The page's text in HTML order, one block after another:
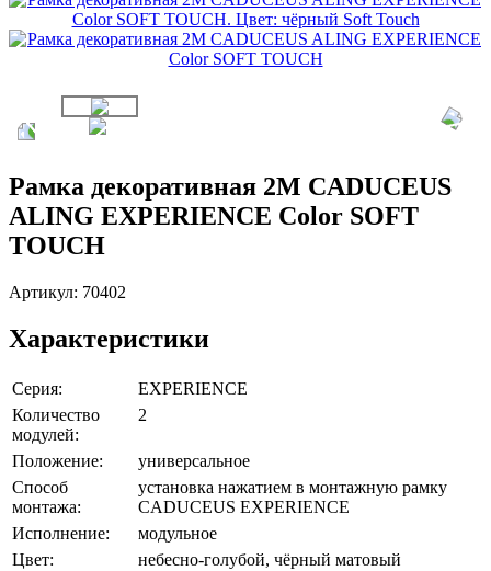
Рамка декоративная 2М CADUCEUS
ALING EXPERIENCE Color SOFT
TOUCH
Артикул: 70402
Характеристики
Серия:
EXPERIENCE
Количество
модулей:
2
Положение:
универсальное
Способ
монтажа:
установка нажатием в монтажную рамку
CADUCEUS EXPERIENCE
Исполнение:
модульное
Цвет:
небесно-голубой, чёрный матовый